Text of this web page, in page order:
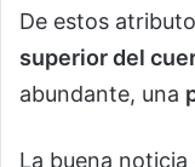
De estos
superior del
abundante, una
La buena noticia